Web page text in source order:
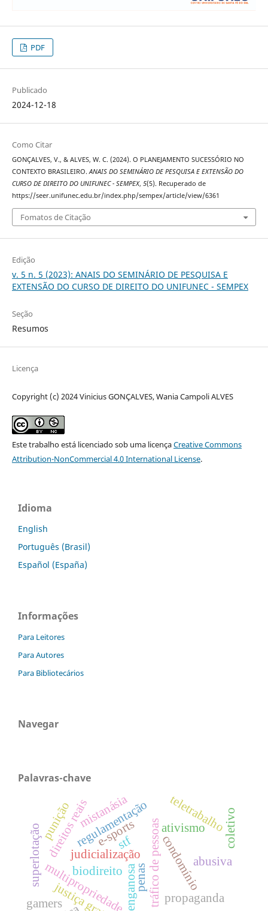
PDF
Publicado
2024-12-18
Como Citar
GONÇALVES, V., & ALVES, W. C. (2024). O PLANEJAMENTO SUCESSÓRIO NO
CONTEXTO BRASILEIRO.ANAIS DO SEMINÁRIO DE PESQUISA E EXTENSÃO DO
CURSO DE DIREITO DO UNIFUNEC - SEMPEX, 5(5). Recuperado de
https://seer.unifunec.edu.br/index.php/sempex/article/view/6361
Fomatos de Citação
Edição
v. 5 n. 5 (2023): ANAIS DO SEMINÁRIO DE PESQUISA E
EXTENSÃO DO CURSO DE DIREITO DO UNIFUNEC - SEMPEX
Seção
Resumos
Licença
Copyright (c) 2024 Vinicius GONÇALVES, Wania Campoli ALVES
Este trabalho está licenciado sob uma licençaCreative Commons
Attribution-NonCommercial 4.0 International License.
Idioma
English
Português (Brasil)
Español (España)
Informações
Para Leitores
Para Autores
Para Bibliotecários
Navegar
Palavras-chave
tráfico de pessoas
enganosa
ativismo
judicialização
stf
multipropriedade condomínio
direitos reais
abusiva
propaganda
regulamentação teletrabalho
biodireito
punição
superlotação
mistanásia
gamers
e-sports
penas
coletivo